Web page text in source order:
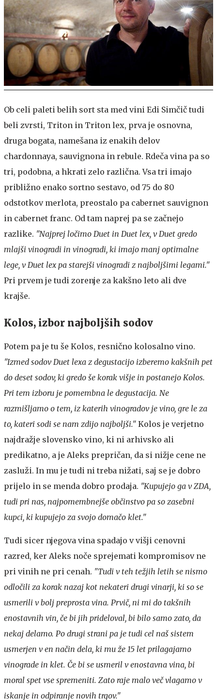
Ob celi paleti belih sort sta med vini Edi Simčič tudi
beli zvrsti, Triton in Triton lex, prva je osnovna,
druga bogata, namešana iz enakih delov
chardonnaya, sauvignona in rebule. Rdeča vina pa so
tri, podobna, a hkrati zelo različna. Vsa tri imajo
približno enako sortno sestavo, od 75 do 80
odstotkov merlota, preostalo pa cabernet sauvignon
in cabernet franc. Od tam naprej pa se začnejo
razlike. "Najprej ločimo Duet in Duet lex, v Duet gredo
mlajši vinogradi in vinogradi, ki imajo manj optimalne
lege, v Duet lex pa starejši vinogradi z najboljšimi legami."
Pri prvem je tudi zorenje za kakšno leto ali dve
krajše.
Kolos, izbor najboljših sodov
Potem pa je tu še Kolos, resnično kolosalno vino.
"Izmed sodov Duet lexa z degustacijo izberemo kakšnih pet
do deset sodov, ki gredo še korak višje in postanejo Kolos.
Pri tem izboru je pomembna le degustacija. Ne
razmišljamo o tem, iz katerih vinogradov je vino, gre le za
to, kateri sodi se nam zdijo najboljši." Kolos je verjetno
najdražje slovensko vino, ki ni arhivsko ali
predikatno, a je Aleks prepričan, da si nižje cene ne
zasluži. In mu je tudi ni treba nižati, saj se je dobro
prijelo in se menda dobro prodaja. "Kupujejo ga v ZDA,
tudi pri nas, najpomembnejše občinstvo pa so zasebni
kupci, ki kupujejo za svojo domačo klet."
Tudi sicer njegova vina spadajo v višji cenovni
razred, ker Aleks noče sprejemati kompromisov ne
pri vinih ne pri cenah. "Tudi v teh težjih letih se nismo
odločili za korak nazaj kot nekateri drugi vinarji, ki so se
usmerili v bolj preprosta vina. Prvič, ni mi do takšnih
enostavnih vin, če bi jih prideloval, bi bilo samo zato, da
nekaj delamo. Po drugi strani pa je tudi cel naš sistem
usmerjen v en način dela, ki mu že 15 let prilagajamo
vinograde in klet. Če bi se usmeril v enostavna vina, bi
moral spet vse spremeniti. Zato raje malo več vlagamo v
iskanje in odpiranje novih trgov."